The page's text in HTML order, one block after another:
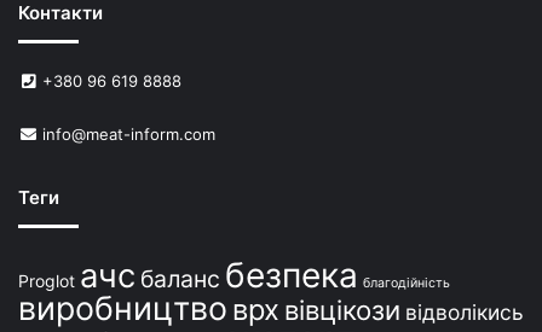
е
й
У
р
ї
Контакти
+380 96 619 8888
info@meat-inform.com
Теги
Proglot ачс баланс безпека благодійність
виробництво врх вівцікози відволікись